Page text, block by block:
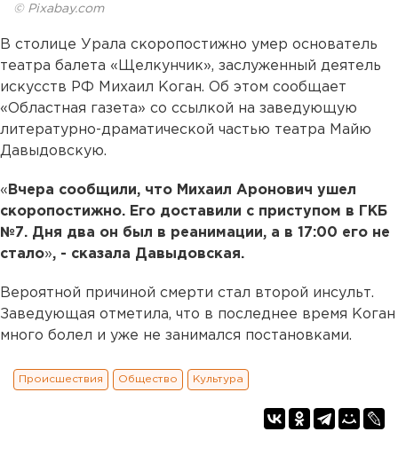
© Pixabay.com
В столице Урала скоропостижно умер основатель
театра балета «Щелкунчик», заслуженный деятель
искусств РФ Михаил Коган. Об этом сообщает
«Областная газета» со ссылкой на заведующую
литературно-драматической частью театра Майю
Давыдовскую.
« Вчера сообщили, что Михаил Аронович ушел
скоропостижно. Его доставили с приступом в ГКБ
№7. Дня два он был в реанимации, а в 17:00 его не
стало», - сказала Давыдовская.
Вероятной причиной смерти стал второй инсульт.
Заведующая отметила, что в последнее время Коган
много болел и уже не занимался постановками.
Происшествия Общество Культура